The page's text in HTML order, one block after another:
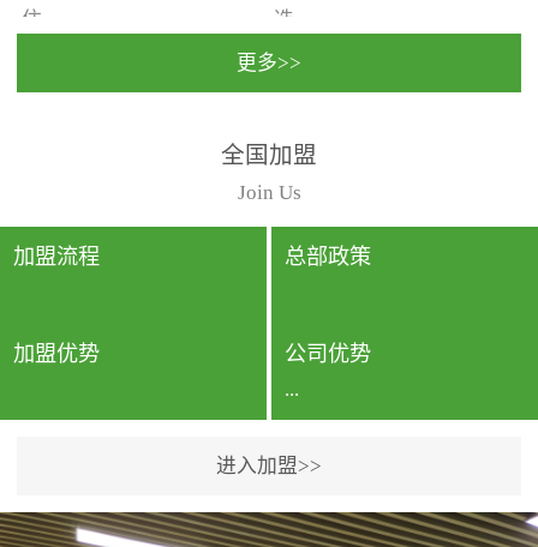
住...
动，人类长时间停留的室
内空间都有整体消毒的需
要。因为空间内人流携带
的、空气...
选...
行国家规定的标准检测方
法，空气采样量准确，检
测结果可靠，远胜于其他
检测...
更多>>
全国加盟
Join Us
加盟流程 总部政策
加盟优势 公司优势
...
专利保护优势、双甲资质
进入加盟>>